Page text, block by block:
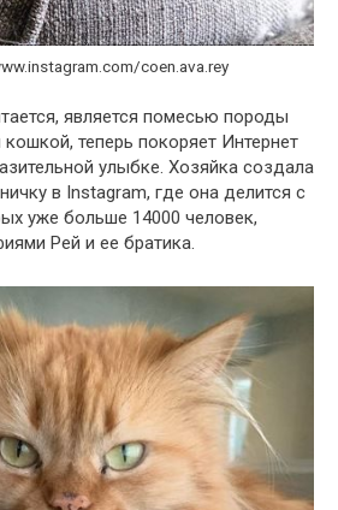
coen.ava.rey
является помесью породы
теперь покоряет Интернет
улыбке. Хозяйка создала
в Instagram, где она делится с
уже больше 14000 человек,
Рей и ее братика.